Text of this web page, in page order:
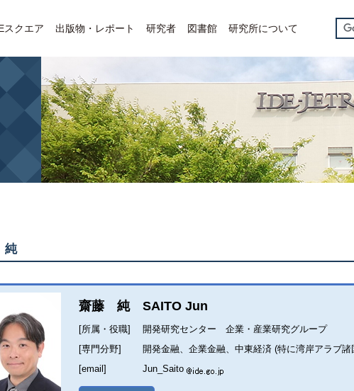
スクエア 出版物・レポート 研究者 図書館 研究所について
齋藤 純 SAITO Jun
[所属・役職]
開発研究センター 企業・産業研究グループ
[専門分野]
開発金融、企業金融、中東経済 (特に湾岸アラブ諸
[email]
Jun_Saito